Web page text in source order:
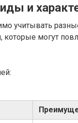
и
учитывать
могут